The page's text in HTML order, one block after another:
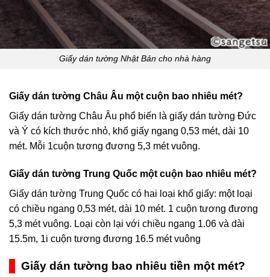
Giấy dán tường Nhật Bản cho nhà hàng
Giấy dán tường Châu Âu một cuộn bao nhiêu mét?
Giấy dán tường Châu Âu phổ biến là giấy dán tường Đức
và Ý có kích thước nhỏ, khổ giấy ngang 0,53 mét, dài 10
mét. Mỗi 1cuộn tương đương 5,3 mét vuông.
Giấy dán tường Trung Quốc một cuộn bao nhiêu mét?
Giấy dán tường Trung Quốc có hai loại khổ giấy: một loại
có chiều ngang 0,53 mét, dài 10 mét. 1 cuộn tương đương
5,3 mét vuông. Loại còn lại với chiều ngang 1.06 và dài
15.5m, 1i cuộn tương đương 16.5 mét vuông
Giấy dán tường bao nhiêu tiền một mét?